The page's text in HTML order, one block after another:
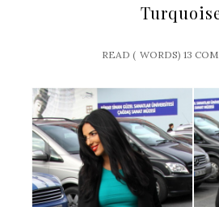
READ ( WORDS) 13